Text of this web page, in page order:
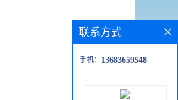
联系方式
手机： 13683659548